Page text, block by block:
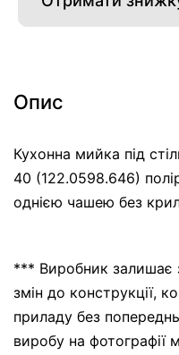
Опис
Кухонна мийка під
40 (122.0598.646)
однією чашею без
*** Виробник залишає
змін до конструкції,
приладу без
виробу на фотографії